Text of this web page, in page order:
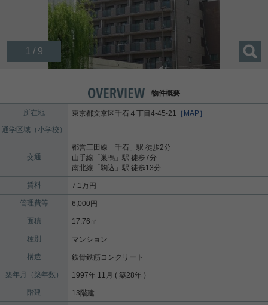
1 / 9
物件概要
所在地 東京都文京区千石 ４丁目4-45-21
［MAP］
通学区域（小学校）
-
交通
都営三田線 「千石 」駅 徒歩2分
山手線 「巣鴨 」駅 徒歩7分
南北線 「駒込 」駅 徒歩13分
賃料 7.1万円
管理費等 6,000円
面積 17.76㎡
種別 マンション
構造 鉄骨鉄筋コンクリート
築年月（築年数） 1997年 11月 ( 築28年 )
階建 13階建